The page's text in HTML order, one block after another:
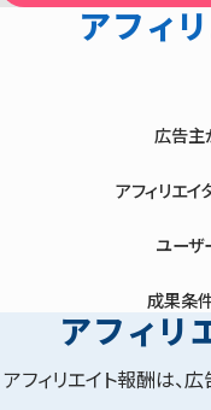
アフィ
広告主
アフィリエ
ユーザ
成果条
アフィリ
アフィリエイト報酬は、広